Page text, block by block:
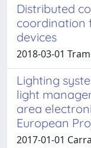
Distributed
coordination
devices
2018-03-01
Lighting
light
area
European
2017-01-01